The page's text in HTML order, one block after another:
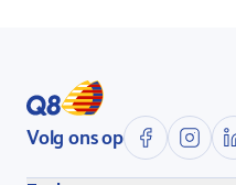
Volg ons op